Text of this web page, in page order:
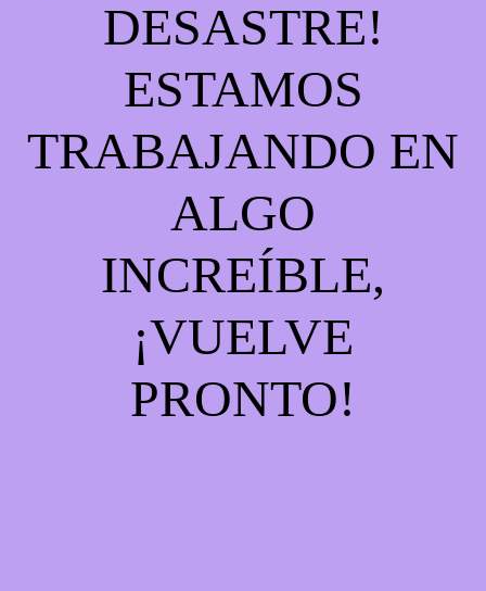
DESASTRE!
ESTAMOS
TRABAJANDO EN
ALGO
INCREÍBLE,
¡VUELVE
PRONTO!